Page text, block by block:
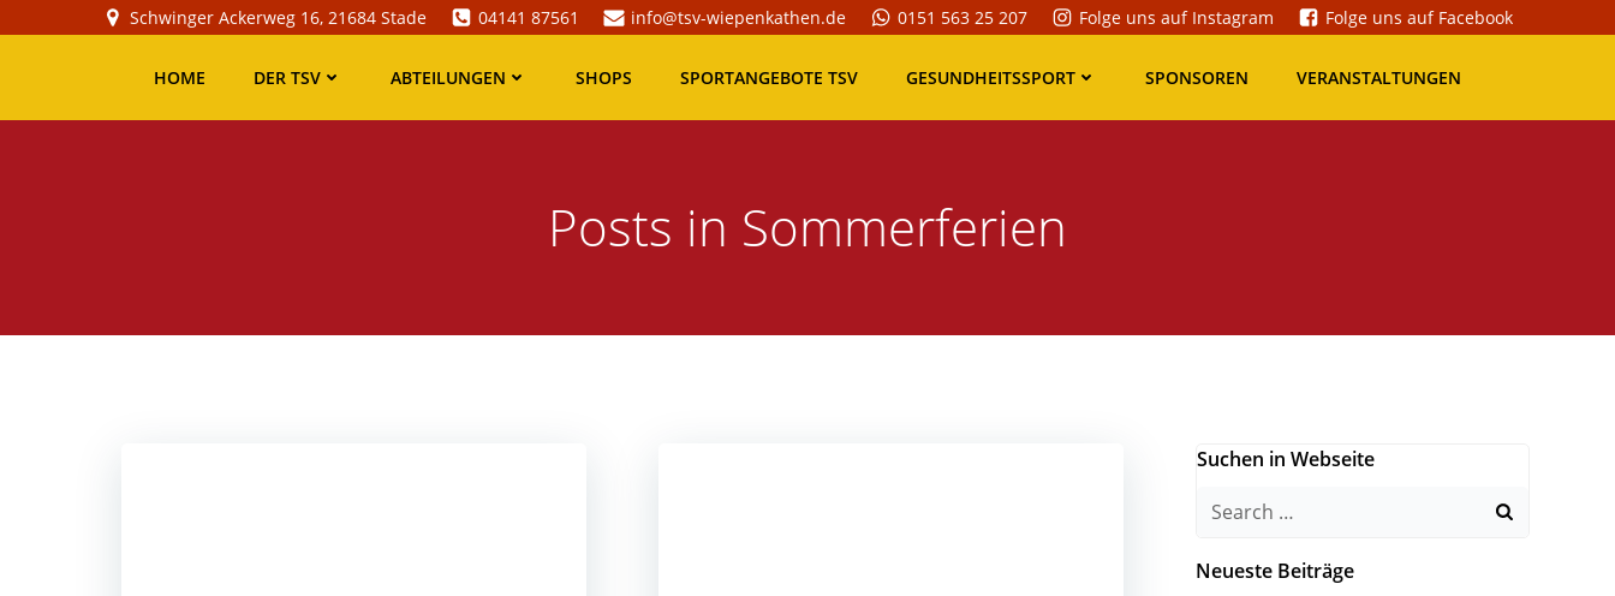
Inhalt
Schwinger Ackerweg 16, 21684 Stade 04141 87561 info@tsv-wiepenkathen.de 0151 563 25 207 Folge uns auf Instagram Folge uns auf Facebook
HOME DER TSV ABTEILUNGEN SHOPS SPORTANGEBOTE TSV GESUNDHEITSSPORT SPONSOREN VERANSTALTUNGEN
Posts in Sommerferien
Suchen in Webseite
Search
Neueste Beiträge